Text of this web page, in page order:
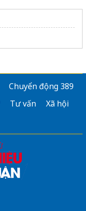
Chuyển động 389
Tư vấn
Xã hội